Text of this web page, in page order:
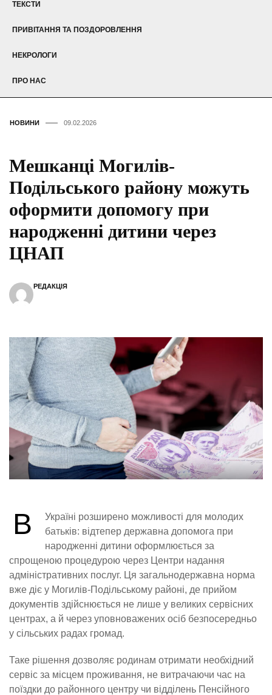
ТЕКСТИ
ПРИВІТАННЯ ТА ПОЗДОРОВЛЕННЯ
НЕКРОЛОГИ
ПРО НАС
НОВИНИ 09.02.2026
Мешканці Могилів-
Подільського району можуть
оформити допомогу при
народженні дитини через
ЦНАП
РЕДАКЦІЯ
В
Україні розширено можливості для молодих
батьків: відтепер державна допомога при
народженні дитини оформлюється за
спрощеною процедурою через Центри надання
адміністративних послуг. Ця загальнодержавна норма
вже діє у Могилів-Подільському районі, де прийом
документів здійснюється не лише у великих сервісних
центрах, а й через уповноважених осіб безпосередньо
у сільських радах громад.
Таке рішення дозволяє родинам отримати необхідний
сервіс за місцем проживання, не витрачаючи час на
поїздки до районного центру чи відділень Пенсійного